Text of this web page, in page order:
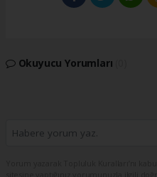
Okuyucu Yorumları